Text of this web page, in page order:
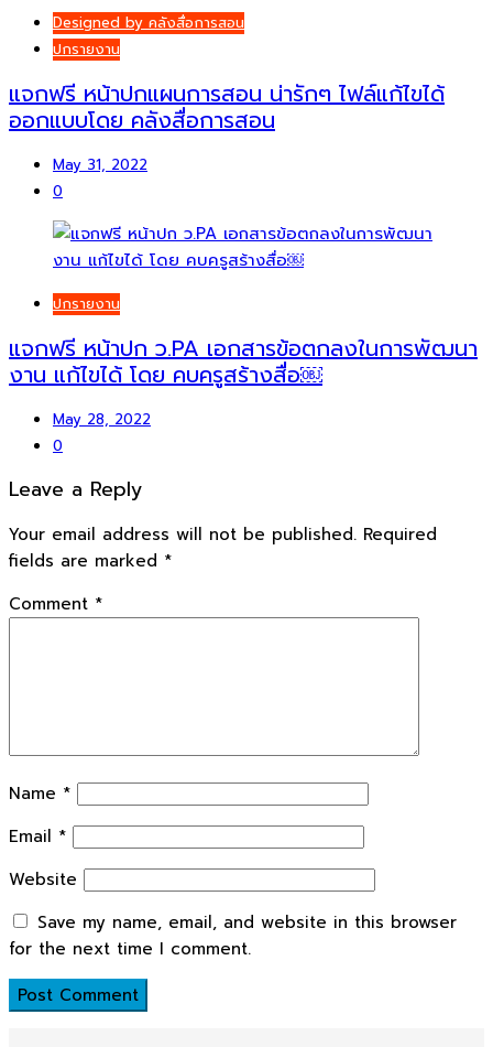
Designed by คลังสื่อการสอน
ปกรายงาน
แจกฟรี หน้าปกแผนการสอน น่ารักๆ ไฟล์แก้ไขได้
ออกแบบโดย คลังสื่อการสอน
May 31, 2022
0
ปกรายงาน
แจกฟรี หน้าปก ว.PA เอกสารข้อตกลงในการพัฒนา
งาน แก้ไขได้ โดย คบครูสร้างสื่อ￼
May 28, 2022
0
Leave a Reply
Your email address will not be published. Required
fields are marked *
Comment *
Name *
Email *
Website
Save my name, email, and website in this browser
for the next time I comment.